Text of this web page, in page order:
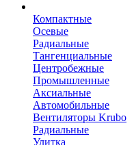
Компактные
Осевые
Радиальные
Тангенциальные
Центробежные
Промышленные
Аксиальные
Автомобильные
Вентиляторы Krubo
Радиальные
Улитка